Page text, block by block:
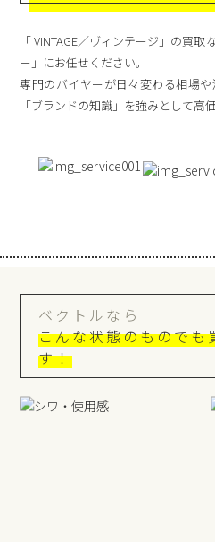
「 VINTAGE／ヴィンテージ」の買
ー」にお任せください。
専門のバイヤーが日々変わる相場
「ブランドの知識」を強みとして高
ベクトルなら
こんな状態のものでも
す！